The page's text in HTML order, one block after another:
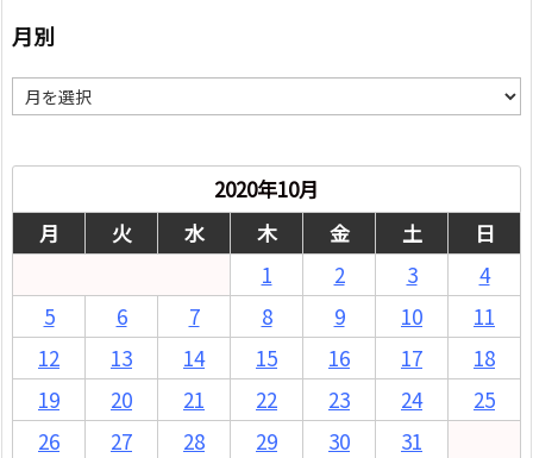
月別
別
2020年10月
月
火 水 木 金 土
日
1
2 3
4
5
6 7 8 9 10
11
12
13 14 15 16 17
18
19
20 21 22 23 24
25
26
27 28 29 30 31